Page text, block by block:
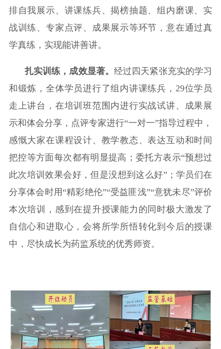
排自我展示、讲课练兵、揭榜抽题、组内磨课、实
战训练、专家点评、成果展示等环节，意在通过真
学真练，实现能讲善讲。
扎实训练，成效显著。 经过四天紧张充实的学习
和锻炼，全体学员进行了组内讲课练兵，29位学员
走上讲台，在培训班范围内进行实战试讲、成果展
示和体会分享，点评专家进行“一对一”指导过程中，
感慨大家在课程设计、教学教态、表达互动和时间
把控等方面每次都有明显提高；委托方表示“预想过
此次培训效果会好，但是没想到这么好”；学员们在
分享体会时用 “精彩绝伦”“受益匪浅”“意犹未尽”评价
本次培训
， 感到在提升授课能力的同时极大激发了
自信心和进取心，会将所学所悟转化到今后的授课
中，尽快成长为药监系统的优秀师资。